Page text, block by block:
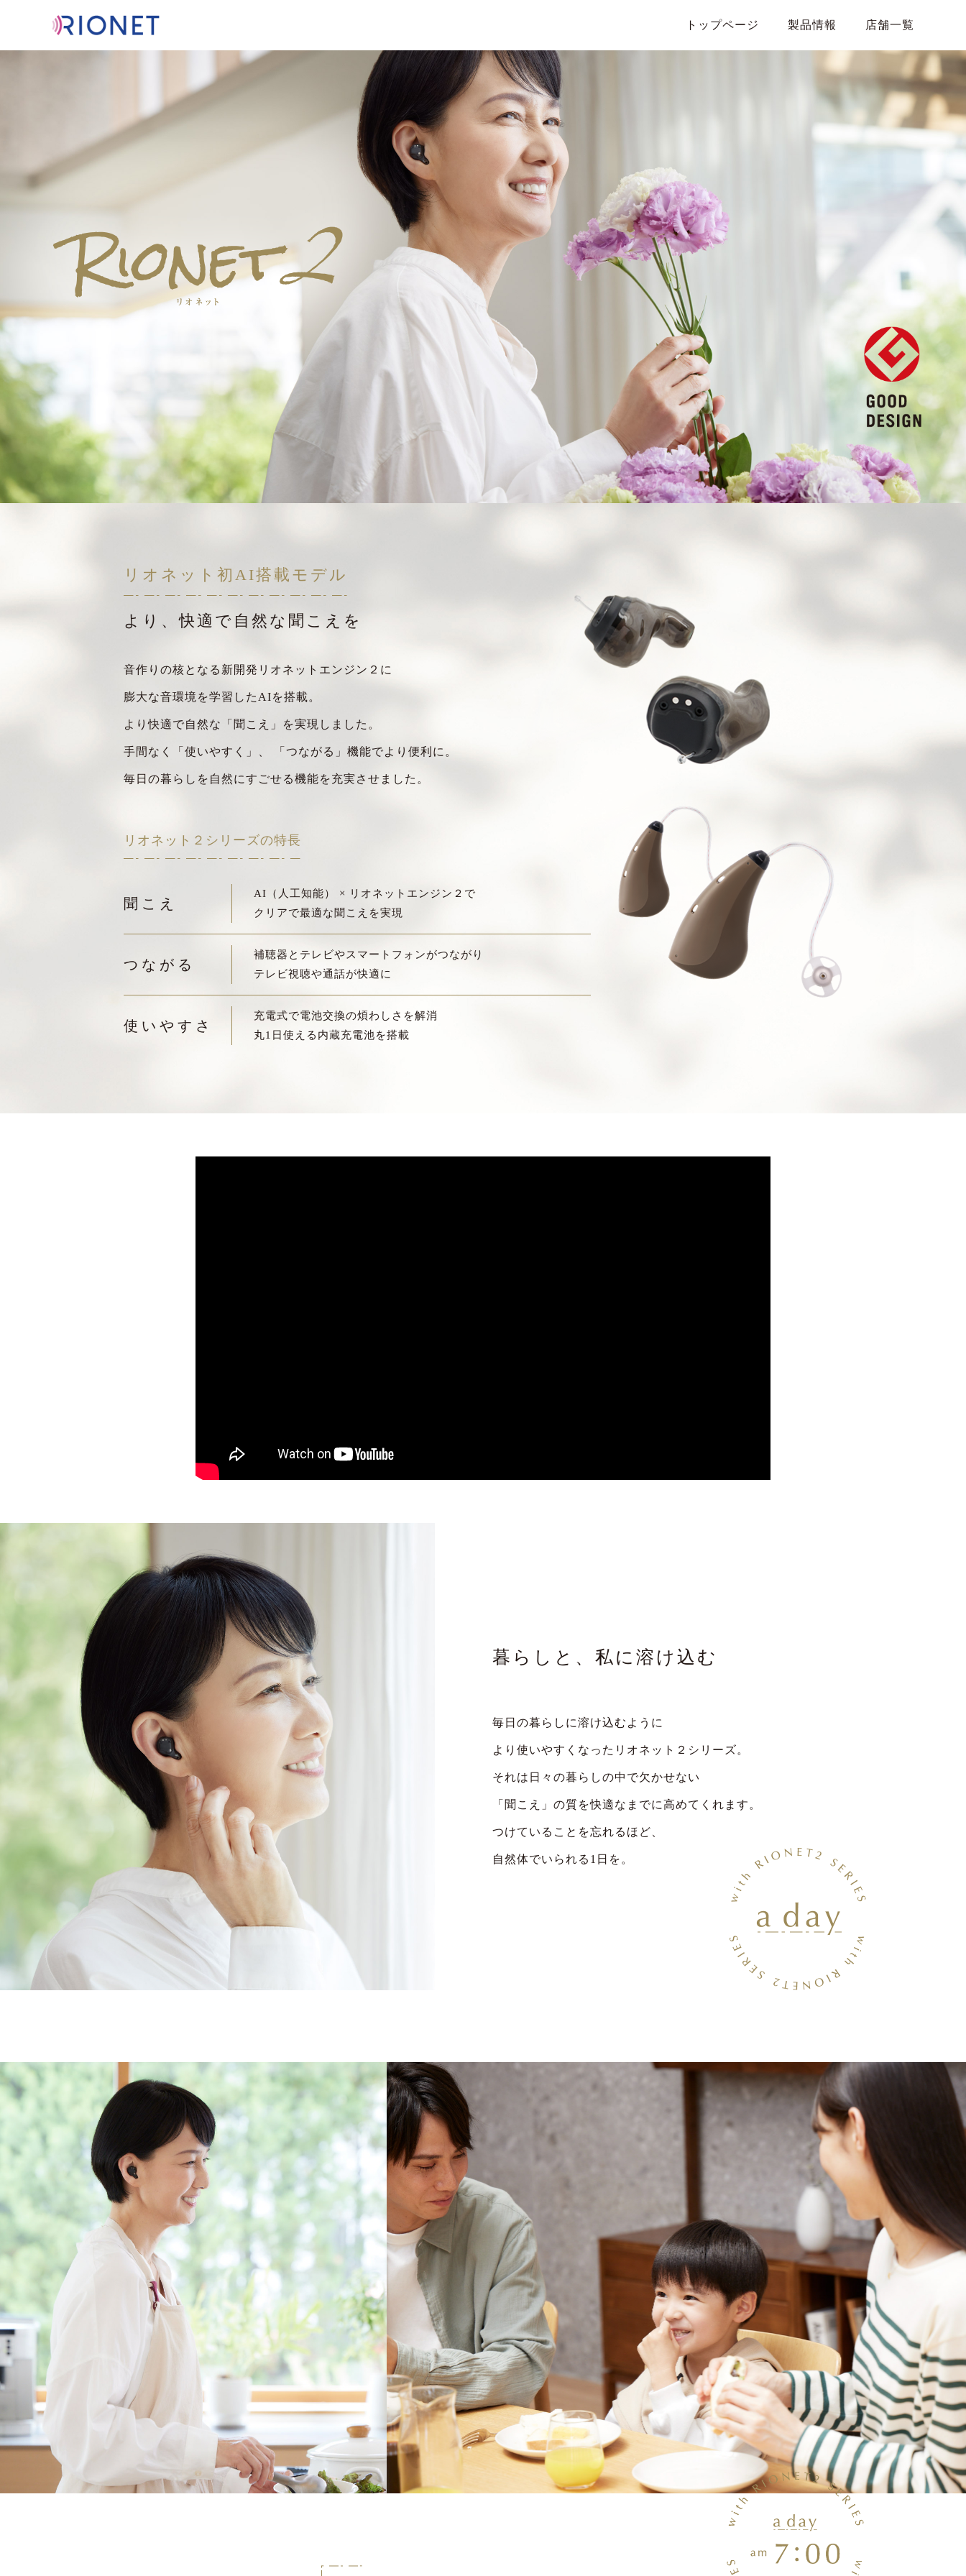
トップページ 製品情報 店舗一覧
リオネット初AI搭載モデル
より、快適で自然な聞こえを
音作りの核となる新開発リオネットエンジン２に
膨大な音環境を学習したAIを搭載。
より快適で自然な「聞こえ」を実現しました。
手間なく「使いやすく」、 「つながる」機能でより便利に。
毎日の暮らしを自然にすごせる機能を充実させました。
リオネット２シリーズの特長
聞こえ
AI（人工知能） × リオネットエンジン２で
クリアで最適な聞こえを実現
つながる
補聴器とテレビやスマートフォンがつながり
テレビ視聴や通話が快適に
使いやすさ
充電式で電池交換の煩わしさを解消
丸1日使える内蔵充電池を搭載
暮らしと、私に溶け込む
毎日の暮らしに溶け込むように
より使いやすくなったリオネット２シリーズ。
それは日々の暮らしの中で欠かせない
「聞こえ」の質を快適なまでに高めてくれます。
つけていることを忘れるほど、
自然体でいられる1日を。